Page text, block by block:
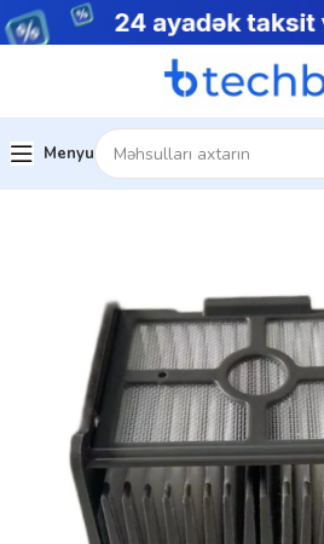
Menyu
Ev Ev üçün texnologiya Tozsoran